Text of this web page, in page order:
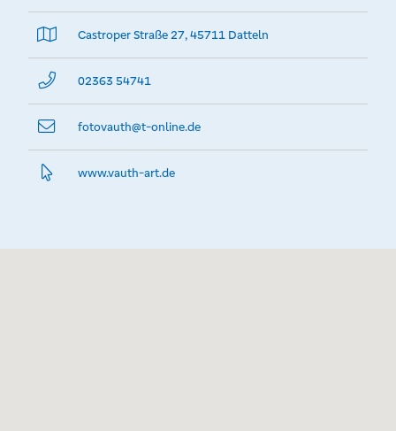
Castroper Straße 27, 45711 Datteln
02363 54741
fotovauth@­t-online.de
www.­vauth-art.­de